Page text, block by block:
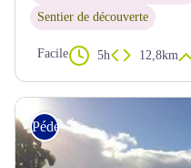
Sentier de découverte
Facile 5h 12,8km
Pédestre